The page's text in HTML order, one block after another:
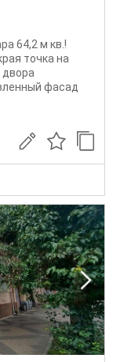
64,2 м кв.!
точка на
фасад